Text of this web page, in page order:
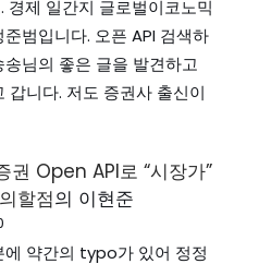
경제 일간지 글로벌이코노믹
범입니다. 오픈 API 검색하
송님의 좋은 글을 발견하고
갑니다. 저도 증권사 출신이
권 Open API로 “시장가”
할점의 이현준
에 약간의 typo가 있어 정정